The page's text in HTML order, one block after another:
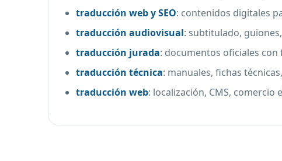
traducción web y SEO: contenidos digitales
traducción audiovisual: subtitulado,
traducción jurada: documentos oficiales con
traducción técnica: manuales, fichas
traducción web: localización, CMS, comercio